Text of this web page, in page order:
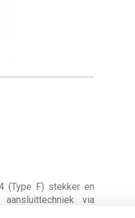
(Type F) stekker en
via